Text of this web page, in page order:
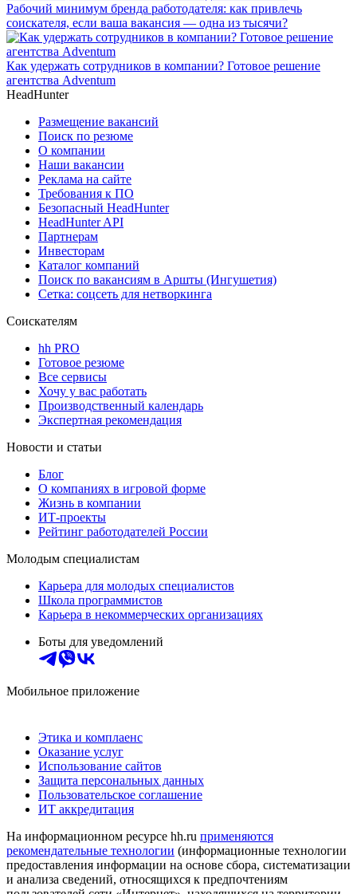
Рабочий минимум бренда работодателя: как привлечь
соискателя, если ваша вакансия — одна из тысячи?
Как удержать сотрудников в компании? Готовое решение
агентства Adventum
HeadHunter
Размещение вакансий
Поиск по резюме
О компании
Наши вакансии
Реклама на сайте
Требования к ПО
Безопасный HeadHunter
HeadHunter API
Партнерам
Инвесторам
Каталог компаний
Поиск по вакансиям в Аршты (Ингушетия)
Сетка: соцсеть для нетворкинга
Соискателям
hh PRO
Готовое резюме
Все сервисы
Хочу у вас работать
Производственный календарь
Экспертная рекомендация
Новости и статьи
Блог
О компаниях в игровой форме
Жизнь в компании
ИТ-проекты
Рейтинг работодателей России
Молодым специалистам
Карьера для молодых специалистов
Школа программистов
Карьера в некоммерческих организациях
Боты для уведомлений
Мобильное приложение
Этика и комплаенс
Оказание услуг
Использование сайтов
Защита персональных данных
Пользовательское соглашение
ИТ аккредитация
На информационном ресурсе hh.ru применяются
рекомендательные технологии (информационные технологии
предоставления информации на основе сбора, систематизации
и анализа сведений, относящихся к предпочтениям